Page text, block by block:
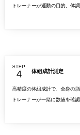
トレーナーが運動の目的、体
STEP
体組成計測定
高精度の体組成計で、全身の
トレーナーが一緒に数値を確